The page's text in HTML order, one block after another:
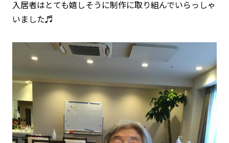
入居者はとても嬉しそうに制作に取り組んでいらっしゃ
いました♬